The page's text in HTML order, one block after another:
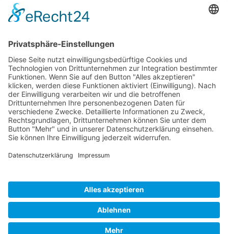
Veranstalter und Organisator: Landkreis Forchheim |
Partner: Netzwerk SchuleWirtschaft Forchheim